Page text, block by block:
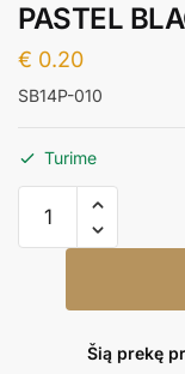
PASTEL
€ 0.20
SB14P-010
Turime
kiekis:
PASTEL
30cm.
Šią prekę